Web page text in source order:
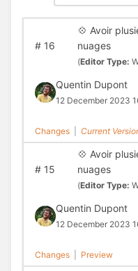
#16
💠 Avoir
nuages
(Editor Type:
Quentin Dupont
12 December 2023
Changes Current
#15
💠 Avoir
nuages
(Editor Type:
Quentin Dupont
12 December 2023
Changes Preview